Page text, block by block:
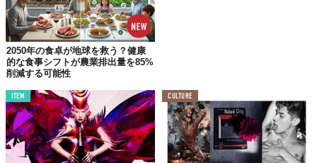
ゴージャスなバラの花束も！敬愛するアーティストであり盟友か
らの心のこもった贈り物にどれだけレディ・ガガが励まされたこ
とか、想像に難くないでしょう。
ハニー・B、本当にありがとう。会いたいよ。とても親切
2050年の食卓が地球を救う？健康
的な食事シフトが農業排出量を85%
削減する可能性
ITEM CULTURE